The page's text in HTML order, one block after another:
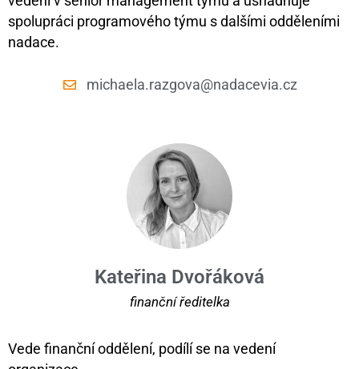
spolupráci programového týmu s dalšími odděleními
nadace.
michaela.razgova@nadacevia.cz
Kateřina Dvořáková
finanční ředitelka
Vede finanční oddělení, podílí se na vedení